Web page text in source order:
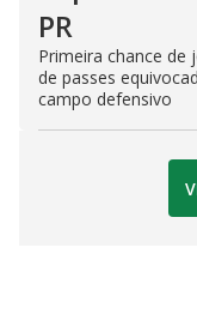
PR
Primeira chance de
de passes
campo defensivo